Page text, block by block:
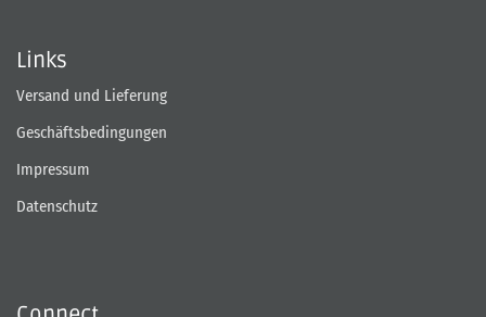
Links
Versand und Lieferung
Geschäftsbedingungen
Impressum
Datenschutz